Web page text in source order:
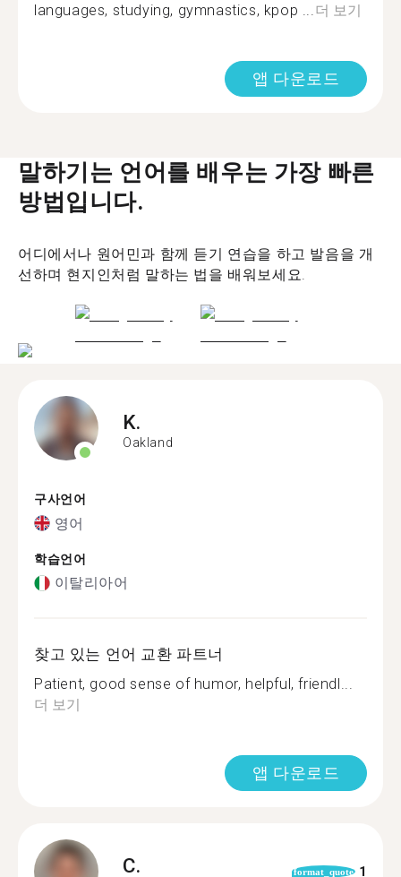
languages, studying, gymnastics, kpop ... 더 보기
앱 다운로드
말하기는 언어를 배우는 가장 빠른
방법입니다.
어디에서나 원어민과 함께 듣기 연습을 하고 발음을 개
선하며 현지인처럼 말하는 법을 배워보세요.
K.
Oakland
구사언어
영어
학습언어
이탈리아어
찾고 있는 언어 교환 파트너
Patient, good sense of humor, helpful, friendl...
더 보기
앱 다운로드
C. format_quote 1